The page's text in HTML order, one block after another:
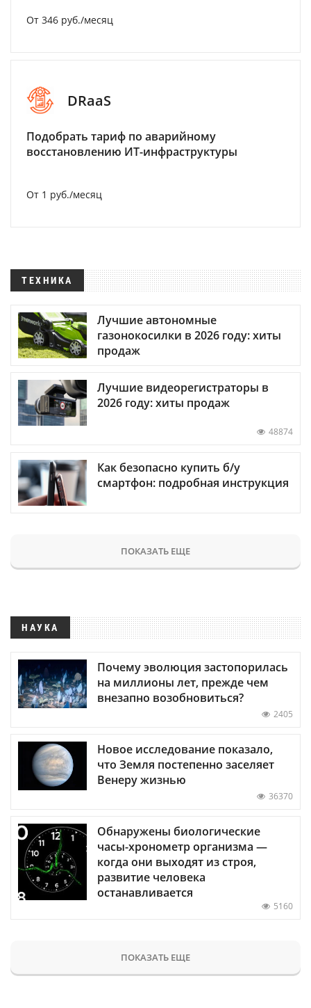
От 346 руб./месяц
DRaaS
Подобрать тариф по аварийному
восстановлению ИТ-инфраструктуры
От 1 руб./месяц
ТЕХНИКА
Лучшие автономные
газонокосилки в 2026 году: хиты
продаж
Лучшие видеорегистраторы в
2026 году: хиты продаж
48874
Как безопасно купить б/у
смартфон: подробная инструкция
ПОКАЗАТЬ ЕЩЕ
НАУКА
Почему эволюция застопорилась
на миллионы лет, прежде чем
внезапно возобновиться?
2405
Новое исследование показало,
что Земля постепенно заселяет
Венеру жизнью
36370
Обнаружены биологические
часы-хронометр организма —
когда они выходят из строя,
развитие человека
останавливается
5160
ПОКАЗАТЬ ЕЩЕ